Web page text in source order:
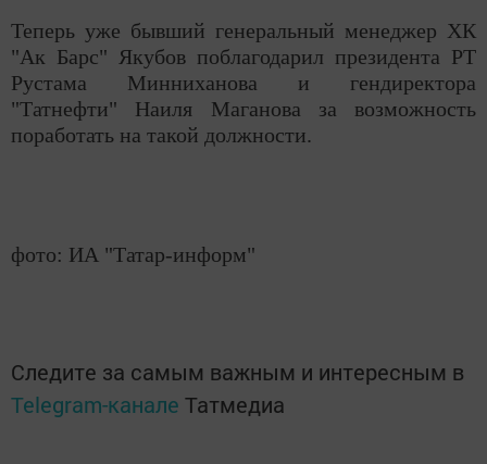
Теперь уже бывший генеральный менеджер ХК
"Ак Барс" Якубов поблагодарил президента РТ
Рустама Минниханова и гендиректора
"Татнефти" Наиля Маганова за возможность
поработать на такой должности.
фото: ИА "Татар-информ"
Следите за самым важным и интересным в
Telegram-канале Татмедиа